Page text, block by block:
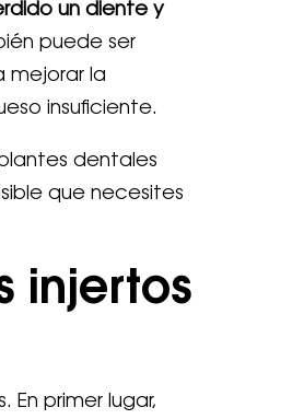
un diente y
puede ser
mejorar la
insuficiente.
dentales
que necesites
injertos
primer lugar,